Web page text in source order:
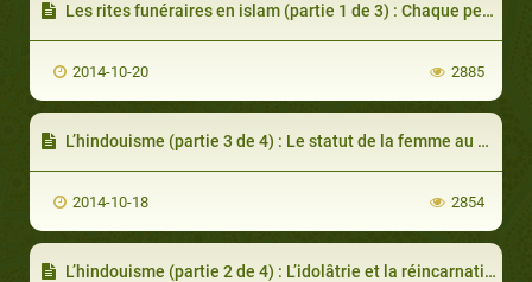
Les rites funéraires en islam (partie 1 de 3) : Chaque personne goûtera la mort
2014-10-20 2885
L’hindouisme (partie 3 de 4) : Le statut de la femme au sein de l’hindouisme
2014-10-18 2854
L’hindouisme (partie 2 de 4) : L’idolâtrie et la réincarnation